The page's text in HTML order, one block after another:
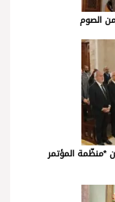
الصوم
*منظّمة المؤتمر